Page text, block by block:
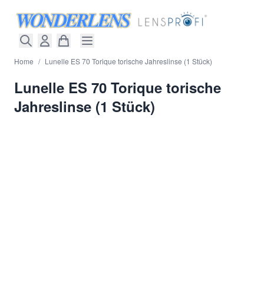
Home / Lunelle ES 70 Torique torische Jahreslinse (1 Stück)
Lunelle ES 70 Torique torische
Jahreslinse (1 Stück)